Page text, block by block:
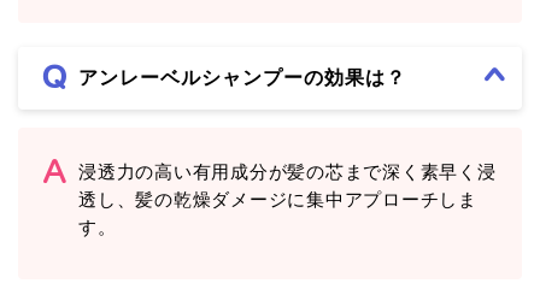
アンレーベルシャンプーの効果は？
浸透力の高い有用成分が髪の芯まで深く素早く浸
透し、髪の乾燥ダメージに集中アプローチしま
す。